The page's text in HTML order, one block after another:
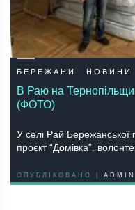
БЕРЕЖАНИ НОВИНИ
В Раю на
(ФОТО)
У селі Рай Бережанської
проєкт “Домівка”.
ОПУБЛІКОВАНО | ADMIN